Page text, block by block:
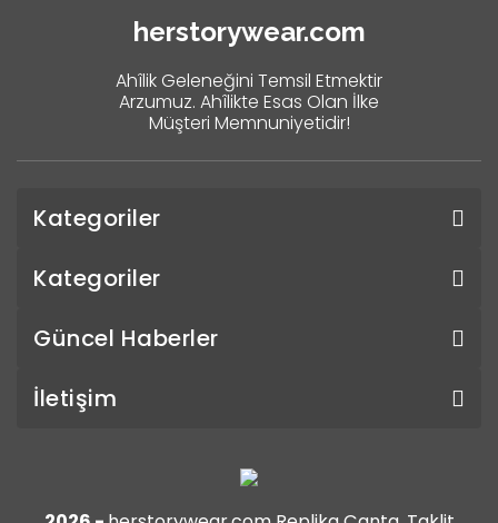
herstorywear.com
Ahîlik Geleneğini Temsil Etmektir
Arzumuz. Ahîlikte Esas Olan İlke
Müşteri Memnuniyetidir!
Kategoriler
Kategoriler
Güncel Haberler
İletişim